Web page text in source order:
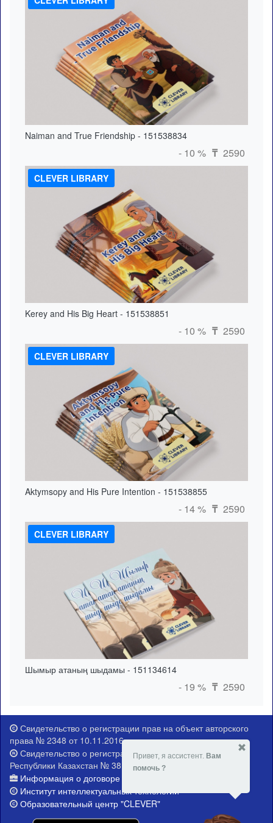
Naiman and True Friendship - 151538834
- 10 % ₸ 2590
CLEVER LIBRARY
Kerey and His Big Heart - 151538851
- 10 % ₸ 2590
CLEVER LIBRARY
Aktymsopy and His Pure Intention - 151538855
- 14 % ₸ 2590
CLEVER LIBRARY
Шымыр атаның шыдамы - 151134614
- 19 % ₸ 2590
Свидетельство о регистрации прав на объект авторского
права № 2348 от 10.11.2016 г.
Свидетельство о регистрации Министерства юстиции
Республики Казахстан № 381-Е от 21.02.2015 г.
Информация о договоре публичной оферты
Институт интеллектуальных технологий
Образовательный центр "CLEVER"
Привет, я ассистент. Вам
помочь ?